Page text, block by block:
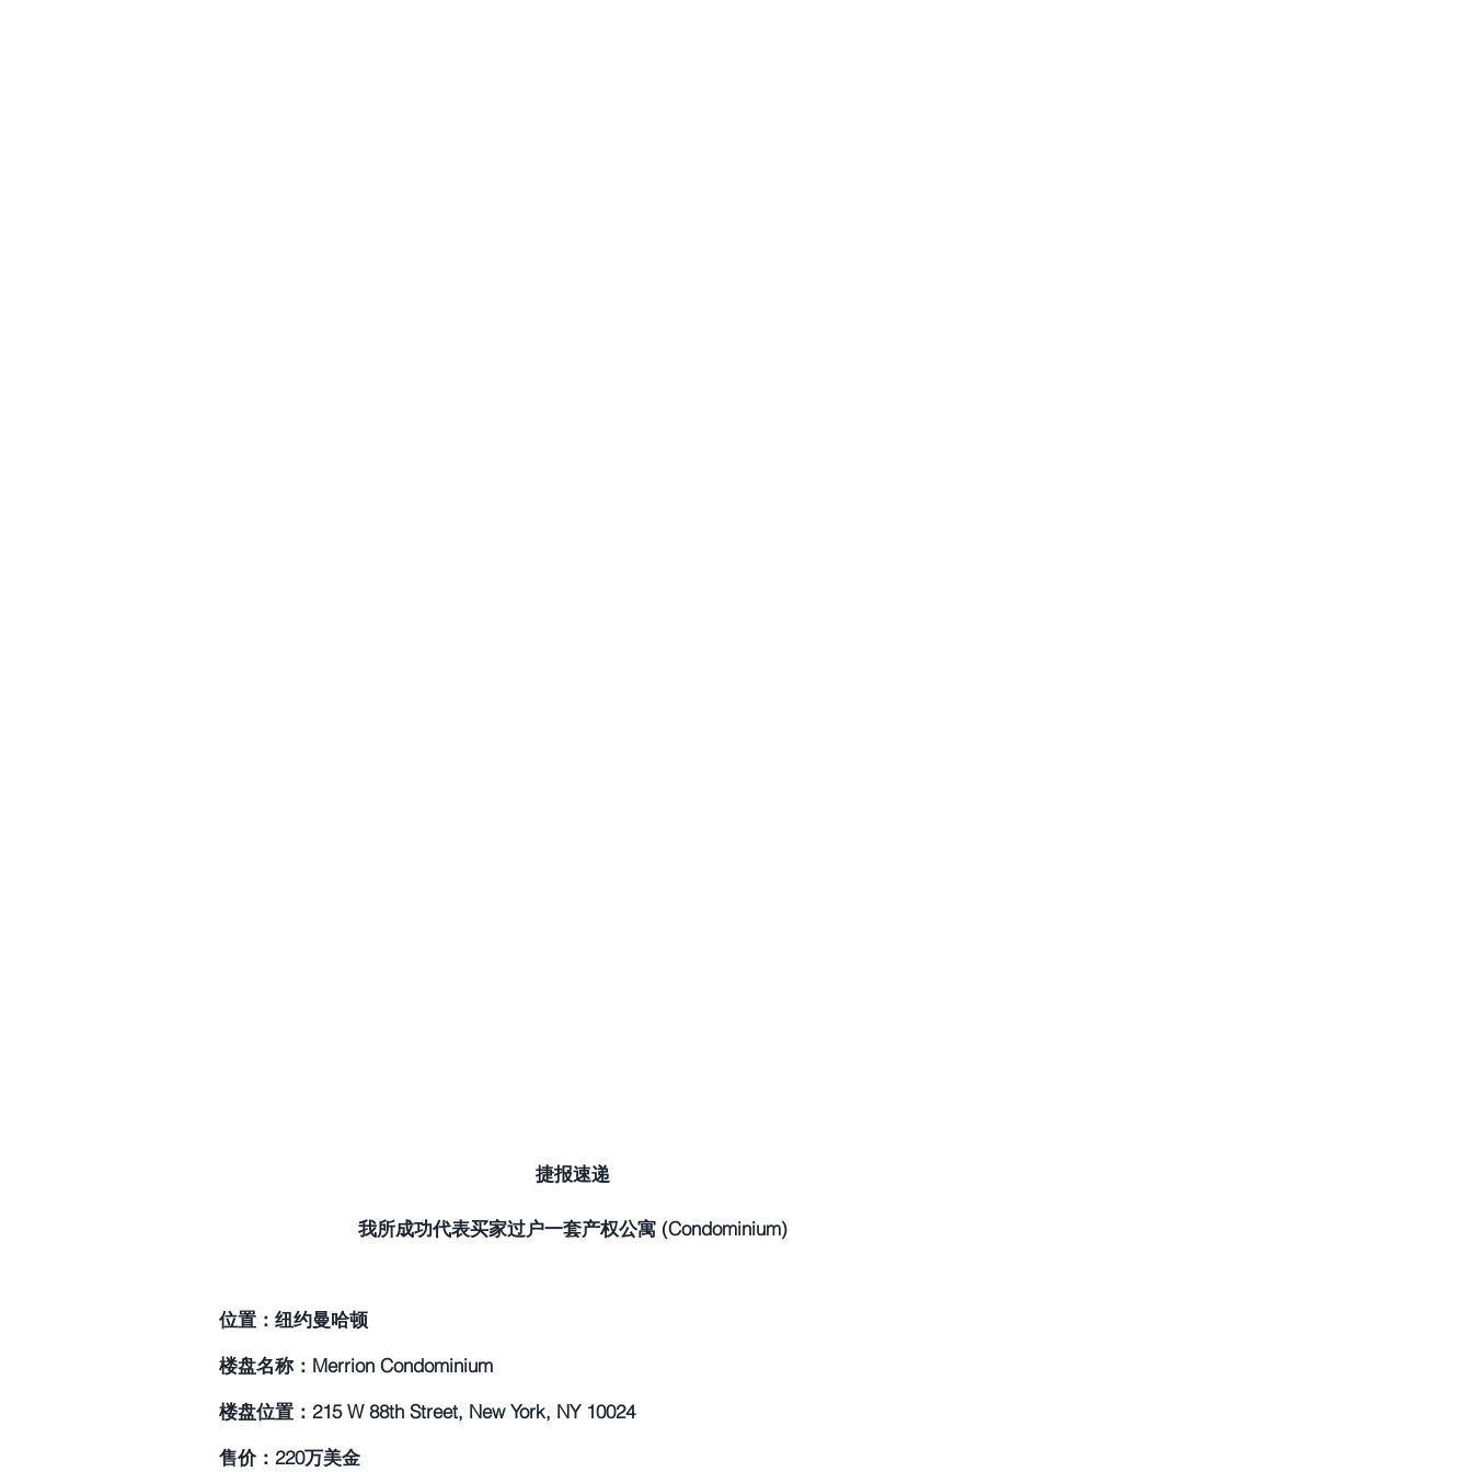
捷报速递
我所成功代表买家过户一套产权公寓 (Condominium)
位置：纽约曼哈顿
楼盘名称：Merrion Condominium
楼盘位置：215 W 88th Street, New York, NY 10024
售价：220万美金